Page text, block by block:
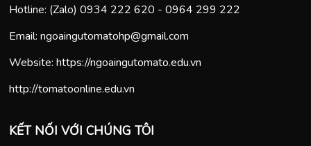
Hotline: (Zalo) 0934 222 620 - 0964 299 222
Email: ngoaingutomatohp@gmail.com
Website: https://ngoaingutomato.edu.vn
http://tomatoonline.edu.vn
KẾT NỐI VỚI CHÚNG TÔI